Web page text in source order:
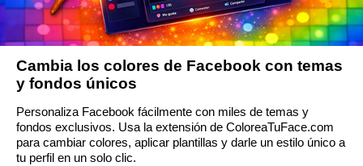
Cambia los colores de Facebook con temas
y fondos únicos
Personaliza Facebook fácilmente con miles de temas y
fondos exclusivos. Usa la extensión de ColoreaTuFace.com
para cambiar colores, aplicar plantillas y darle un estilo único a
tu perfil en un solo clic.